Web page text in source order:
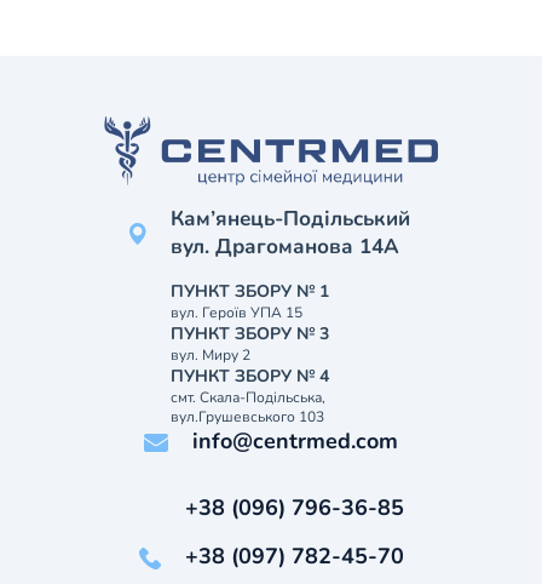
Кам’янець-Подільський
вул. Драгоманова 14А
ПУНКТ ЗБОРУ № 1
вул. Героїв УПА 15
ПУНКТ ЗБОРУ № 3
вул. Миру 2
ПУНКТ ЗБОРУ № 4
смт. Скала-Подільська,
вул.Грушевського 103
info@centrmed.com
+38 (096) 796-36-85
+38 (097) 782-45-70